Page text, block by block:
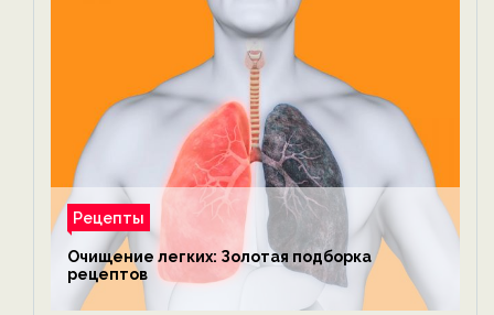
Рецепты
Очищение легких: Золотая подборка
рецептов